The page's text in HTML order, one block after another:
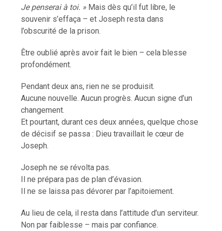
Je penserai à toi. » Mais dès qu’il fut libre, le
souvenir s’effaça – et Joseph resta dans
l’obscurité de la prison.
Être oublié après avoir fait le bien – cela blesse
profondément.
Pendant deux ans, rien ne se produisit.
Aucune nouvelle. Aucun progrès. Aucun signe d’un
changement.
Et pourtant, durant ces deux années, quelque chose
de décisif se passa : Dieu travaillait le cœur de
Joseph.
Joseph ne se révolta pas.
Il ne prépara pas de plan d’évasion.
Il ne se laissa pas dévorer par l’apitoiement.
Au lieu de cela, il resta dans l’attitude d’un serviteur.
Non par faiblesse – mais par confiance.